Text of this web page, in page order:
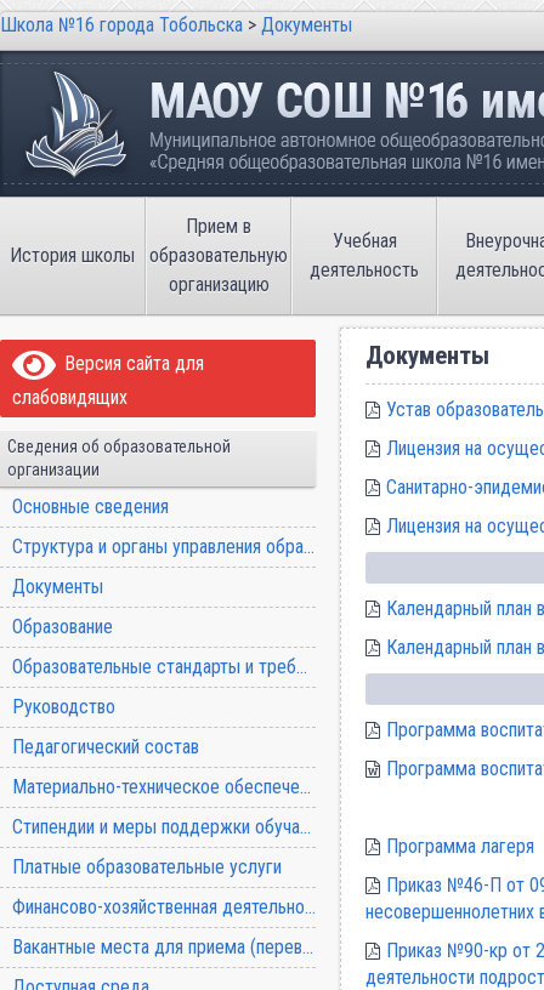
Школа №16 города Тобольска > Документы
Школа №16 города Тобольска
Муниципальное автономное
имени В.П. Неймышева
История школы
Прием в
образовательную
организацию
Учебная
деятельность
Версия сайта для
слабовидящих
Сведения об образовательной
организации
Основные сведения
Структура и органы управления образовательной организацией
Документы
Образование
Образовательные стандарты и требования
Руководство
Педагогический состав
Материально-техническое обеспечение и оснащенность образовательного процесса
Стипендии и меры поддержки обучающихся
Платные образовательные услуги
Финансово-хозяйственная деятельность
Вакантные места для приема (перевода) обучающихся
Документы
Устав
Лицензия на
Санитарно-
Лицензия на
Календарный план
Календарный план
Программа
Программа
Программа лагеря
Приказ №46-П от
несовершеннолетних
Приказ №90-кр от
деятельности